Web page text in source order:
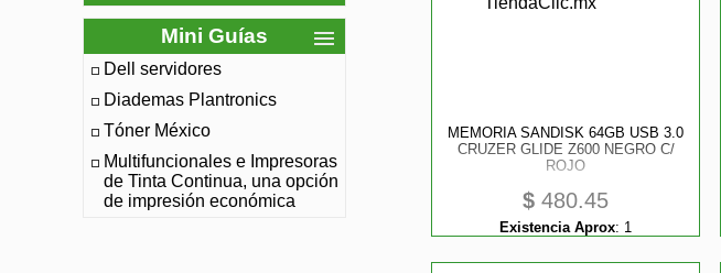
Mini Guías
Dell servidores
Diademas Plantronics
Tóner México
Multifuncionales e Impresoras
de Tinta Continua, una opción
de impresión económica
MEMORIA SANDISK 64GB USB 3.0
CRUZER GLIDE Z600 NEGRO C/
ROJO
$ 480.45
Existencia Aprox: 1